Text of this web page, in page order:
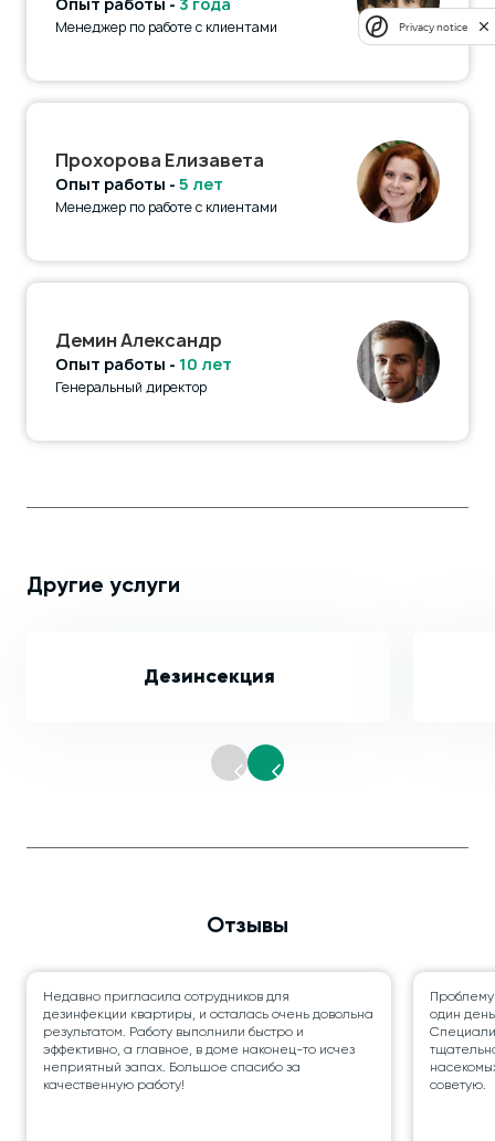
Менеджер по работе с клиентами
Прохорова Елизавета
Опыт работы - 5 лет
Менеджер по работе с клиентами
Демин Александр
Опыт работы - 10 лет
Генеральный директор
Другие услуги
Дезинсекция
Отзывы
Недавно пригласила сотрудников для
дезинфекции квартиры, и осталась очень довольна
результатом. Работу выполнили быстро и
эффективно, а главное, в доме наконец-то исчез
неприятный запах. Большое спасибо за
качественную работу!
один
советую.
Privacy notice